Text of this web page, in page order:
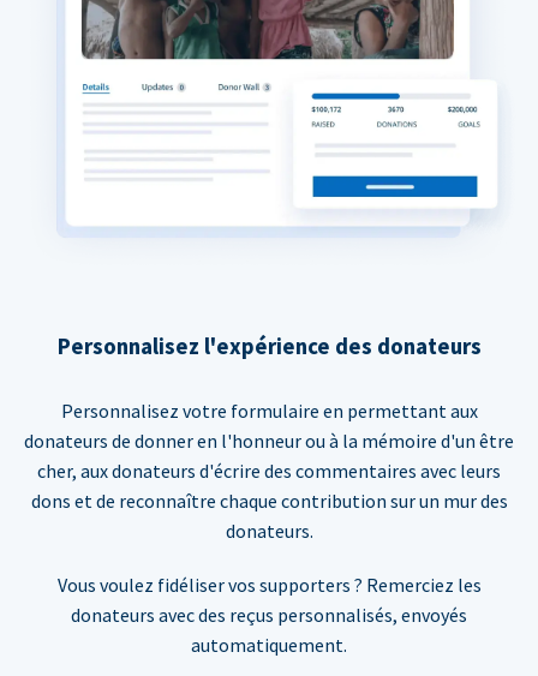
Personnalisez l'expérience des donateurs
Personnalisez votre formulaire en permettant aux
donateurs de donner en l'honneur ou à la mémoire d'un être
cher, aux donateurs d'écrire des commentaires avec leurs
dons et de reconnaître chaque contribution sur un mur des
donateurs.
Vous voulez fidéliser vos supporters ? Remerciez les
donateurs avec des reçus personnalisés, envoyés
automatiquement.